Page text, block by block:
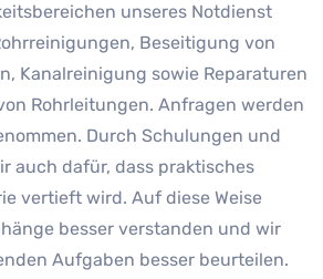
unseres Notdienst
Beseitigung von
Kanalreinigung sowie Reparaturen
Rohrleitungen. Anfragen werden
Durch Schulungen und
auch dafür, dass praktisches
vertieft wird. Auf diese Weise
besser verstanden und wir
Aufgaben besser beurteilen.